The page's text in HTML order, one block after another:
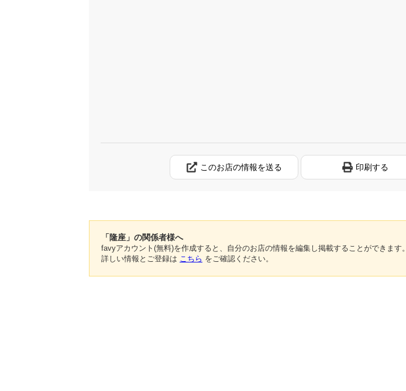
このお店の情報を送る 印刷する
「隆座」の関係者様へ
favyアカウント(無料)を作成すると、自分のお店の情報を編集し掲載することができます。
詳しい情報とご登録は こちら をご確認ください。